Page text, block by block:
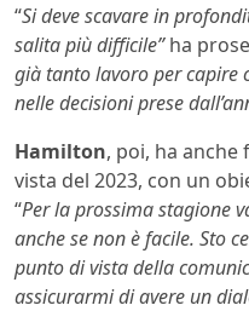
“Si deve scavare in
salita più difficile”ha
già tanto lavoro per capire
nelle decisioni prese
Hamilton, poi, ha anche
vista del 2023, con un
“Per la prossima stagione
anche se non è facile. Sto
punto di vista della
assicurarmi di avere un